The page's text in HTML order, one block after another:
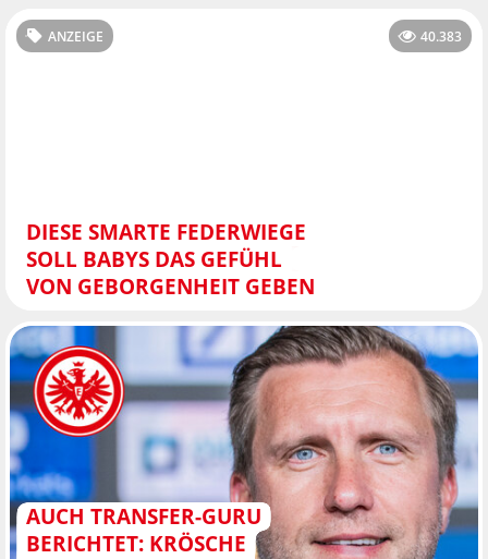
DIESE SMARTE FEDERWIEGE
SOLL BABYS DAS GEFÜHL
VON GEBORGENHEIT GEBEN
ANZEIGE 40.383
AUCH TRANSFER-GURU
BERICHTET: KRÖSCHE